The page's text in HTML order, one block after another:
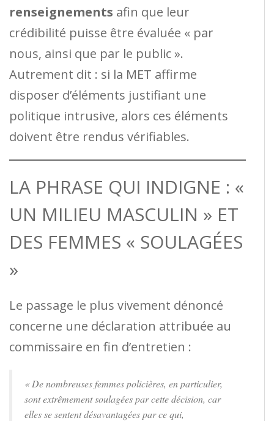
renseignements afin que leur
crédibilité puisse être évaluée « par
nous, ainsi que par le public ».
Autrement dit : si la MET affirme
disposer d’éléments justifiant une
politique intrusive, alors ces éléments
doivent être rendus vérifiables.
LA PHRASE QUI INDIGNE : «
UN MILIEU MASCULIN » ET
DES FEMMES « SOULAGÉES
»
Le passage le plus vivement dénoncé
concerne une déclaration attribuée au
commissaire en fin d’entretien :
« De nombreuses femmes policières, en particulier,
sont extrêmement soulagées par cette décision, car
elles se sentent désavantagées par ce qui,